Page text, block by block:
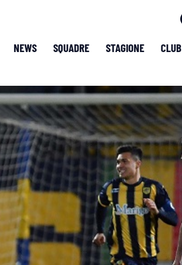
NEWS SQUADRE STAGIONE CLUB